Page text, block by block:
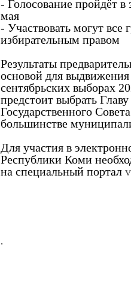
- Голосование пройдёт
мая
- Участвовать могут
избирательным правом
Результаты
основой для
сентябрьских выборах
предстоит выбрать
Государственного
большинстве
Для участия в
Республики Коми
на специальный портал
.